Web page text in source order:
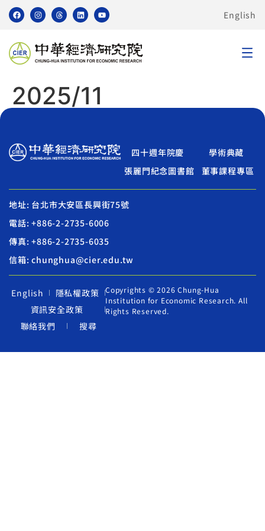
English
2025/11
四十週年院慶
學術典藏
張麗門紀念圖書館
董事課程專區
地址: 台北市大安區長興街75號
電話: +886-2-2735-6006
傳真: +886-2-2735-6035
信箱: chunghua@cier.edu.tw
English
隱私權政策
資訊安全政策
聯絡我們
搜尋
Copyrights © 2026 Chung-Hua
Institution for Economic Research. All
Rights Reserved.